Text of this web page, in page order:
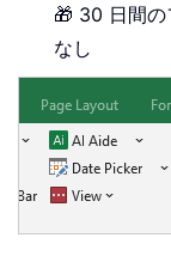
🎁 30 日間
なし